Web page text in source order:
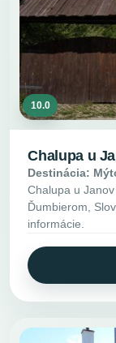
10.0
Chalupa u
Destinácia:
Chalupa u
Ďumbierom,
informácie.